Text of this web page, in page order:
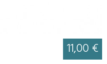
11,00 €